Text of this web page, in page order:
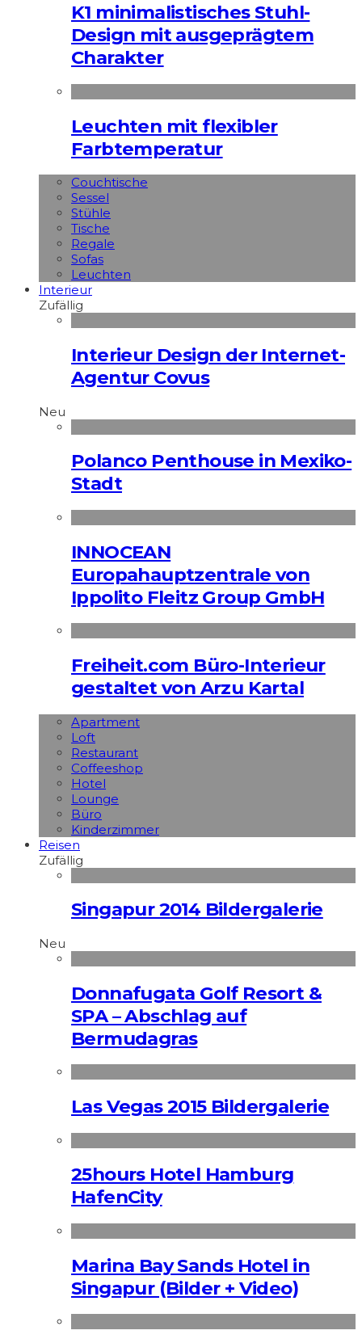
K1 minimalistisches Stuhl-
Design mit ausgeprägtem
Charakter
Leuchten mit flexibler
Farbtemperatur
Couchtische
Sessel
Stühle
Tische
Regale
Sofas
Leuchten
Interieur
Zufällig
Interieur Design der Internet-
Agentur Covus
Neu
Polanco Penthouse in Mexiko-
Stadt
INNOCEAN
Europahauptzentrale von
Ippolito Fleitz Group GmbH
Freiheit.com Büro-Interieur
gestaltet von Arzu Kartal
Apart­ment
Loft
Restaurant
Coffeeshop
Hotel
Lounge
Büro
Kinderzimmer
Reisen
Zufällig
Singapur 2014 Bildergalerie
Neu
Donnafugata Golf Resort &
SPA – Abschlag auf
Bermudagras
Las Vegas 2015 Bildergalerie
25hours Hotel Hamburg
HafenCity
Marina Bay Sands Hotel in
Singapur (Bilder + Video)